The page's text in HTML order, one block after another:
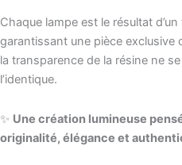
Chaque lampe est le résultat
garantissant une pièce exclusive
la transparence de la résine ne
l’identique.
✨ Une création lumineuse
originalité, élégance et